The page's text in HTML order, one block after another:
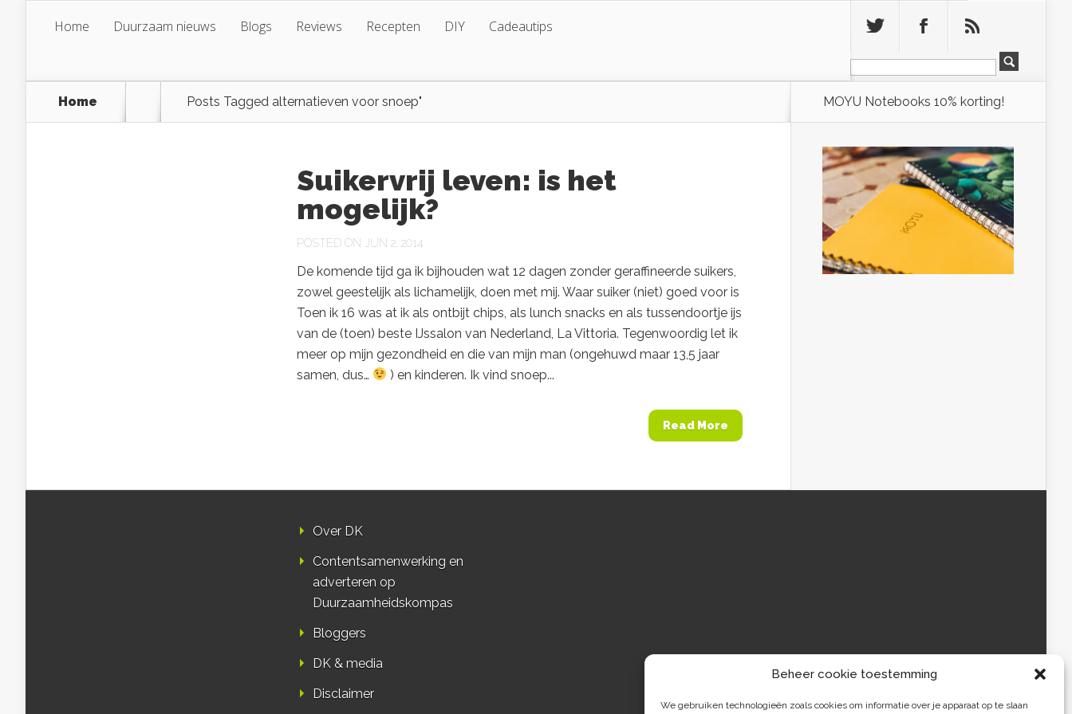
Beheer cookie toestemming
We gebruiken technologieën zoals cookies om informatie over je apparaat op te slaan
Home Duurzaam nieuws Blogs Reviews Recepten DIY Cadeautips
Home Posts Tagged alternatieven voor snoep"
Suikervrij leven: is het
mogelijk?
POSTED ON JUN 2, 2014
De komende tijd ga ik bijhouden wat 12 dagen zonder geraffineerde suikers,
zowel geestelijk als lichamelijk, doen met mij. Waar suiker (niet) goed voor is
Toen ik 16 was at ik als ontbijt chips, als lunch snacks en als tussendoortje ijs
van de (toen) beste IJssalon van Nederland, La Vittoria. Tegenwoordig let ik
meer op mijn gezondheid en die van mijn man (ongehuwd maar 13,5 jaar
samen, dus…
) en kinderen. Ik vind snoep...
Read More
MOYU Notebooks 10% korting!
Over DK
Contentsamenwerking en
adverteren op
Duurzaamheidskompas
Bloggers
DK & media
Disclaimer